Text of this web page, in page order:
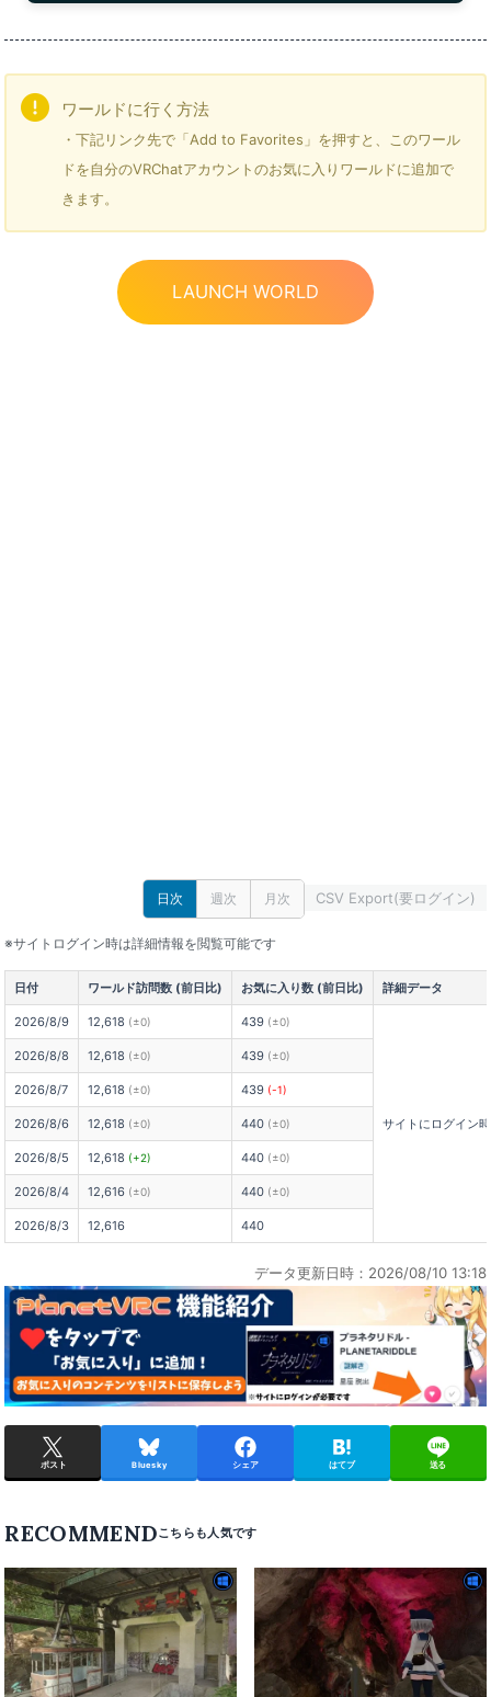
ワールドに行く方法
・下記リンク先で「Add to Favorites」を押すと、このワール
ドを自分のVRChatアカウントのお気に入りワールドに追加で
きます。
LAUNCH WORLD
日次 週次 月次 CSV Export(要ログイン)
※サイトログイン時は詳細情報を閲覧可能です
日付 ワールド訪問数 (前日比) お気に入り数 (前日比) 詳細データ
2026/8/9 12,618 (±0) 439 (±0)
サイトにログイン
2026/8/8 12,618 (±0) 439 (±0)
2026/8/7 12,618 (±0) 439 (-1)
2026/8/6 12,618 (±0) 440 (±0)
2026/8/5 12,618 (+2) 440 (±0)
2026/8/4 12,616 (±0) 440 (±0)
2026/8/3 12,616 440
データ更新日時：2026/08/10 13:18
ポスト Bluesky シェア はてブ 送る
RECOMMEND